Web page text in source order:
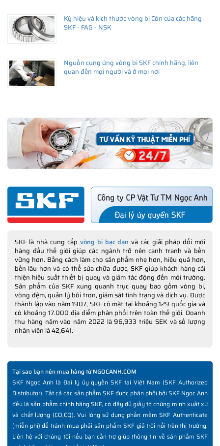
Ký hiệu và kích thước vòng bi Côn của các hãng
SKF - FAG - NSK
Nguồn cung ứng vòng bi SKF chính hãng, liên
quan đến mọi người và ở mọi nơi
SKF là nhà cung cấp vòng bi bạc đạn và các giải pháp đổi mới
hàng đầu thế giới giúp các ngành trở nên cạnh tranh và bền
vững hơn. Bằng cách làm cho sản phẩm nhẹ hơn, hiệu quả hơn,
bền lâu hơn và có thể sửa chữa được, SKF giúp khách hàng cải
thiện hiệu suất thiết bị quay và giảm tác động đến môi trường.
Sản phẩm của SKF xung quanh trục quay bao gồm vòng bi,
vòng đệm, quản lý bôi trơn, giám sát tình trạng và dịch vụ. Được
thành lập vào năm 1907, SKF có mặt tại khoảng 129 quốc gia và
có khoảng 17.000 địa điểm phân phối trên toàn thế giới. Doanh
thu hàng năm vào năm 2022 là 96,933 triệu SEK và số lượng
nhân viên là 42,641.
Tại sao bạn nên mua hàng từ NGOCANH.COM
SKF Ngọc Anh là Đại lý ủy quyền SKF tại Việt Nam (SKF Authorized
Distributor). Tất cả các sản phẩm SKF được phân phối bởi SKF Ngọc Anh
đều là sản phẩm chính hãng SKF, có đầy đủ giấy tờ chứng minh xuất xứ
và chất lượng (CO,CQ). Vui lòng sử dụng phần mềm SKF Authenticate
(miễn phí) để tránh mua phải sản phẩm SKF giả trôi nổi trên thị trường.
Liên hệ với chúng tôi nếu bạn cần trợ giúp thông tin về sản phẩm SKF